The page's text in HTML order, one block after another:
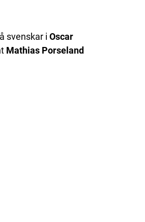
svenskar i Oscar
Mathias Porseland